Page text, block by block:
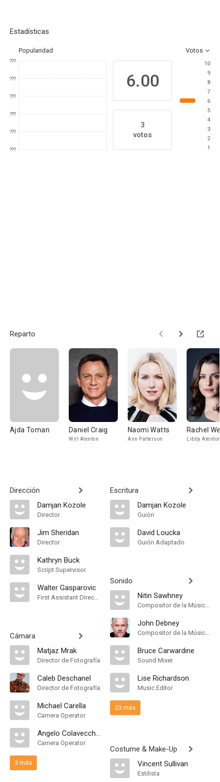
Estadísticas
Popularidad Votos
???
???
???
???
???
???
6.00
3
votos
10
9
8
7
6
5
4
3
2
1
Reparto
Ajda Toman Daniel Craig
Will Atenton
Naomi Watts
Ann Patterson
Rachel
Libby
Dirección
Damjan Kozole
Director
Jim Sheridan
Director
Kathryn Buck
Script Supervisor
Walter Gasparovic
First Assistant Director
Cámara
Matjaz Mrak
Director de Fotografía
Caleb Deschanel
Director de Fotografía
Michael Carella
Camera Operator
Angelo Colavecchia
Camera Operator
3 más
Escritura
Damjan Kozole
Guión
David Loucka
Guión Adaptado
Sonido
Nitin Sawhney
Compositor de la Música Original
John Debney
Compositor de la Música Original
Bruce Carwardine
Sound Mixer
Lise Richardson
Music Editor
23 más
Costume & Make-Up
Vincent Sullivan
Estilista